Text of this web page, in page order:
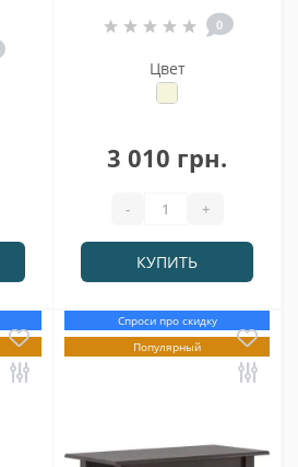
0
Цвет
3 010 грн.
- +
КУПИТЬ
Спроси про скидку
Популярный